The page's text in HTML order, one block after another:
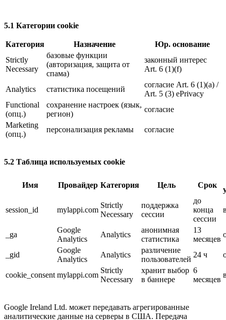
5.1 Категории cookie
Категория Назначение
Юр. основание
Strictly
Necessary
базовые функции
(авторизация, защита от
спама)
законный интерес
Art. 6 (1)(f)
Analytics статистика посещений
согласие Art. 6 (1)(a) /
Art. 5 (3) ePrivacy
Functional
(опц.)
сохранение настроек (язык,
регион)
согласие
Marketing
(опц.)
персонализация рекламы согласие
5.2 Таблица используемых cookie
Имя Провайдер Категория Цель Срок
session_id mylappi.com
Strictly
Necessary
поддержка
сессии
до
конца
сессии
_ga
Google
Analytics
Analytics
анонимная
статистика
13
месяцев
_gid
Google
Analytics
Analytics
различение
пользователей
24 ч
cookie_consent mylappi.com
Strictly
Necessary
хранит выбор
в баннере
6
месяцев
Google Ireland Ltd. может передавать агрегированные
аналитические данные на серверы в США. Передача